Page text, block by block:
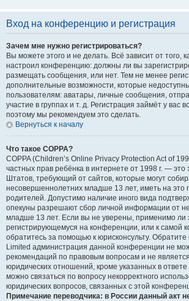
Вход на конференцию и регистрация
Зачем мне нужно регистрироваться?
Вы можете этого и не делать. Всё зависит от того,
настроил конференцию: должны ли вы
размещать сообщения, или нет. Тем не менее
дополнительные возможности, которые
пользователям: аватары, личные сообщения,
участие в группах и т. д. Регистрация займёт у вас
поэтому мы рекомендуем это сделать.
Вернуться к началу
Что такое COPPA?
COPPA (Children’s Online Privacy Protection Act of
частных прав ребёнка в интернете от 1998 г. —
Штатов, требующий от сайтов, которые могут
несовершеннолетних младше 13 лет, иметь на это
родителей. Допустимо наличие иного вида
опекуны разрешают сбор личной информации от
младше 13 лет. Если вы не уверены, применимо ли
регистрирующемуся на конференции, или к самой
обратитесь за помощью к юрисконсульту.
Limited администрация данной конференции не
рекомендаций по правовым вопросам и не
юридических отношений, кроме указанных в
можно связаться по вопросу некорректного
юридических вопросов, связанных с этой
Примечание переводчика: в России данный акт